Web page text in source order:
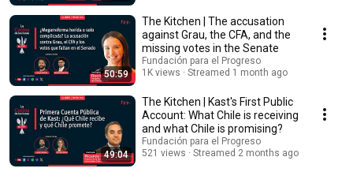
50:59
The Kitchen | The accusation
against Grau, the CFA, and the
missing votes in the Senate
Fundación para el Progreso
1K views
Streamed 1 month ago
49:04
The Kitchen | Kast's First Public
Account: What Chile is receiving
and what Chile is promising?
Fundación para el Progreso
521 views
Streamed 2 months ago